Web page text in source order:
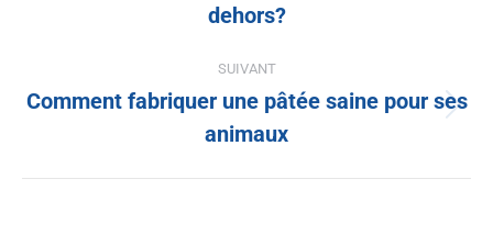
dehors?
SUIVANT
Comment fabriquer une pâtée saine pour ses
animaux